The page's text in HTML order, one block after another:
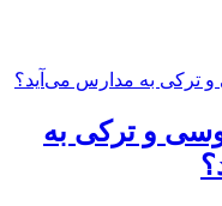
و ترکی به